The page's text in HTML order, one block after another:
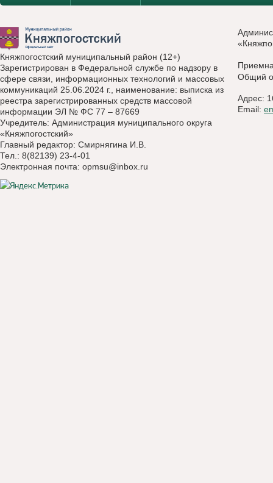
Княжпогостский муниципальный район (12+)
Зарегистрирован в Федеральной службе по надзору в
сфере связи, информационных технологий и массовых
коммуникаций 25.06.2024 г., наименование: выписка из
реестра зарегистрированных средств массовой
информации ЭЛ № ФС 77 – 87669
Учредитель: Администрация муниципального округа
«Княжпогостский»
Главный редактор: Смирнягина И.В.
Тел.: 8(82139) 23-4-01
Электронная почта: opmsu@inbox.ru
Общий
Адрес:
Email: